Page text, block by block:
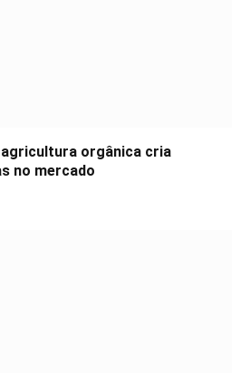
orgânica cria
no mercado